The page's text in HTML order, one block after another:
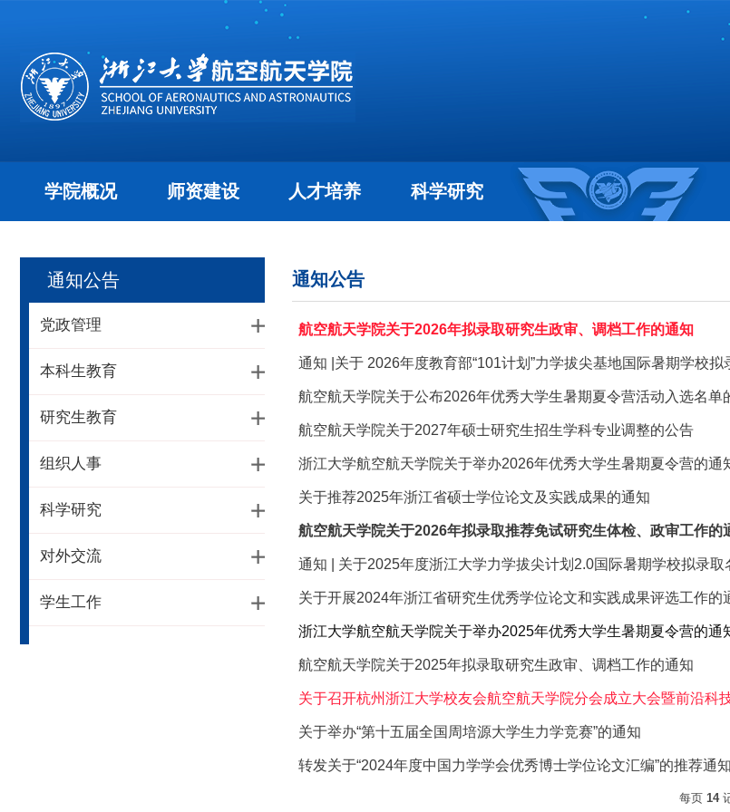
学院概况 师资建设 人才培养 科学研究
通知公告
党政管理
本科生教育
研究生教育
组织人事
科学研究
对外交流
学生工作
通知公告
航空航天学院关于2026年拟录取研究生政审、调档工作的通知
通知 |关于 2026年度教育部“101计划”力学拔尖基地国际暑期学校拟
航空航天学院关于公布2026年优秀大学生暑期夏令营活动入选名单
航空航天学院关于2027年硕士研究生招生学科专业调整的公告
浙江大学航空航天学院关于举办2026年优秀大学生暑期夏令营的通
关于推荐2025年浙江省硕士学位论文及实践成果的通知
航空航天学院关于2026年拟录取推荐免试研究生体检、政审工作的
通知 | 关于2025年度浙江大学力学拔尖计划2.0国际暑期学校拟录取
关于开展2024年浙江省研究生优秀学位论文和实践成果评选工作的
浙江大学航空航天学院关于举办2025年优秀大学生暑期夏令营的通
航空航天学院关于2025年拟录取研究生政审、调档工作的通知
关于召开杭州浙江大学校友会航空航天学院分会成立大会暨前沿科
关于举办“第十五届全国周培源大学生力学竞赛”的通知
转发关于“2024年度中国力学学会优秀博士学位论文汇编”的推荐通知
每页 14